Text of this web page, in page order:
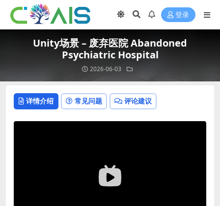
登录
Unity场景 – 废弃医院 Abandoned
Psychiatric Hospital
2026-06-03
详情介绍 常见问题 评论建议